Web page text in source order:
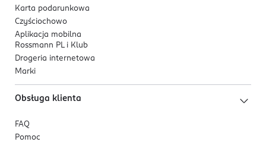
Karta podarunkowa
Czyściochowo
Aplikacja mobilna
Rossmann PL i Klub
Drogeria internetowa
Marki
Obsługa klienta
FAQ
Pomoc